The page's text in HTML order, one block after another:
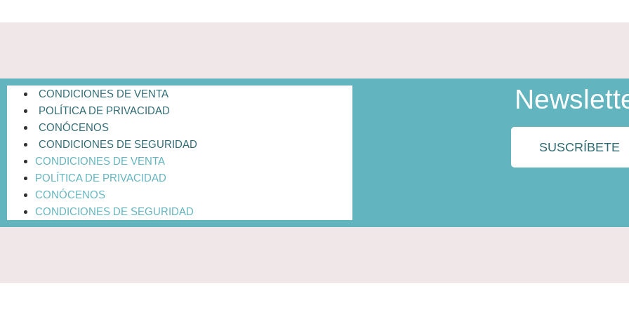
CONDICIONES DE VENTA
POLÍTICA DE PRIVACIDAD
CONÓCENOS
CONDICIONES DE SEGURIDAD
CONDICIONES DE VENTA
POLÍTICA DE PRIVACIDAD
CONÓCENOS
CONDICIONES DE SEGURIDAD
SUSCRÍBETE